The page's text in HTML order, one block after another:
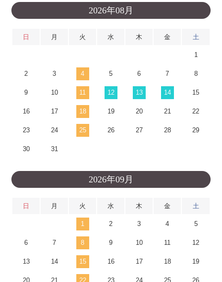
2026年08月
日 月 火 水 木 金 土
1
2 3 4 5 6 7 8
9 10 11 12 13 14 15
16 17 18 19 20 21 22
23 24 25 26 27 28 29
30 31
2026年09月
日 月 火 水 木 金 土
1 2 3 4 5
6 7 8 9 10 11 12
13 14 15 16 17 18 19
20 21 22 23 24 25 26